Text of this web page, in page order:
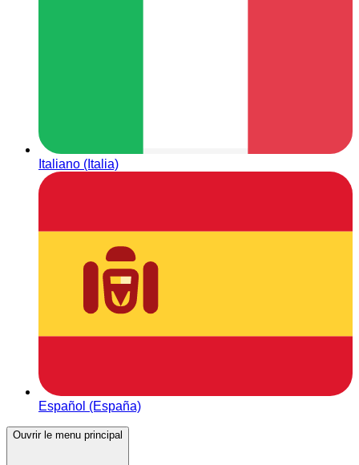
Italiano (Italia)
Español (España)
Ouvrir le menu principal